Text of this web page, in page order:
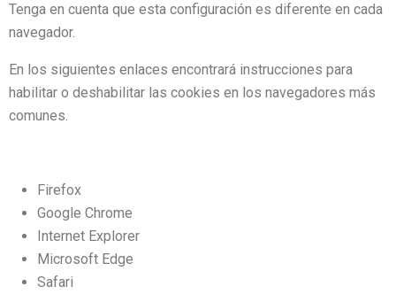
Tenga en cuenta que esta configuración es diferente en cada
navegador.
En los siguientes enlaces encontrará instrucciones para
habilitar o deshabilitar las cookies en los navegadores más
comunes.
Firefox
Google Chrome
Internet Explorer
Microsoft Edge
Safari